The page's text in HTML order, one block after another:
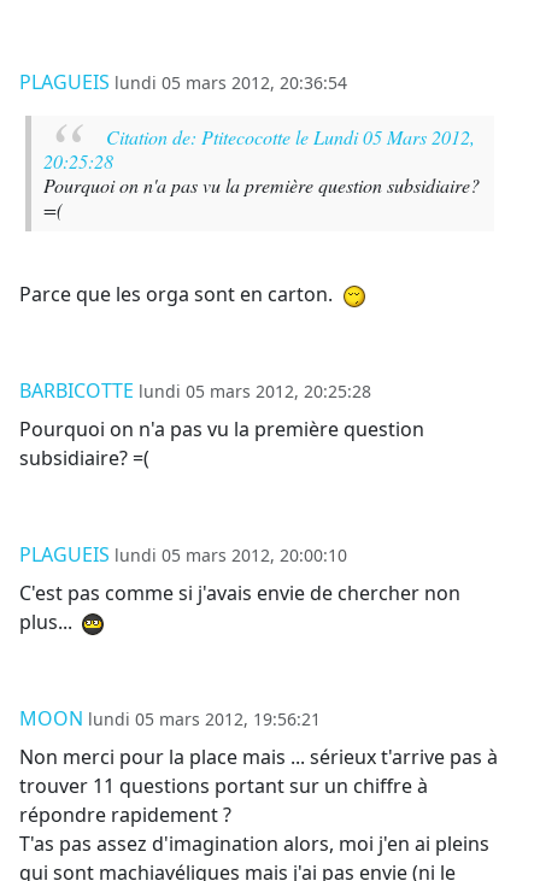
PLAGUEIS lundi 05 mars 2012, 20:36:54
Citation de: Ptitecocotte le Lundi 05 Mars 2012,
20:25:28
Pourquoi on n'a pas vu la première question subsidiaire?
=(
Parce que les orga sont en carton.
BARBICOTTE lundi 05 mars 2012, 20:25:28
Pourquoi on n'a pas vu la première question
subsidiaire? =(
PLAGUEIS lundi 05 mars 2012, 20:00:10
C'est pas comme si j'avais envie de chercher non
plus...
MOON lundi 05 mars 2012, 19:56:21
Non merci pour la place mais ... sérieux t'arrive pas à
trouver 11 questions portant sur un chiffre à
répondre rapidement ?
T'as pas assez d'imagination alors, moi j'en ai pleins
qui sont machiavéliques mais j'ai pas envie (ni le